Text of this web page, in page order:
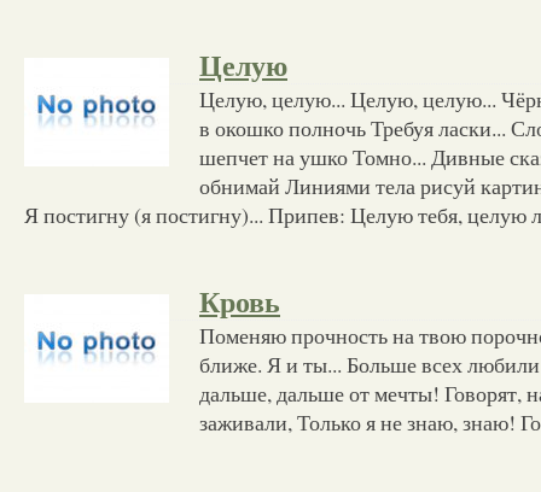
Целую
Целую, целую... Целую, целую...
в окошко полночь Требуя ласки...
шепчет на ушко Томно... Дивные
обнимай Линиями тела рисуй
Я постигну (я постигну)... Припев: Целую тебя,
Кровь
Поменяю прочность на твою
ближе. Я и ты... Больше всех
дальше, дальше от мечты! Говорят,
заживали, Только я не знаю, знаю!